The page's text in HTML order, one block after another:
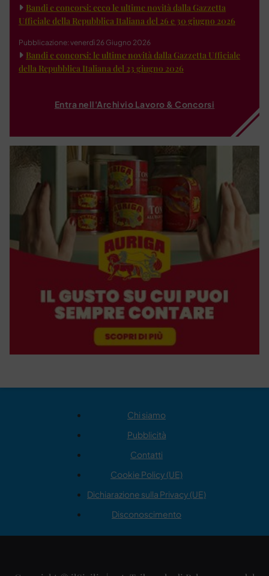
Bandi e concorsi: ecco le ultime novità dalla Gazzetta
Ufficiale della Repubblica Italiana del 26 e 30 giugno 2026
Pubblicazione: venerdì 26 Giugno 2026
Bandi e concorsi: le ultime novità dalla Gazzetta Ufficiale
della Repubblica Italiana del 23 giugno 2026
Entra nell'Archivio Lavoro & Concorsi
Chi siamo
Pubblicità
Contatti
Cookie Policy (UE)
Dichiarazione sulla Privacy (UE)
Disconoscimento